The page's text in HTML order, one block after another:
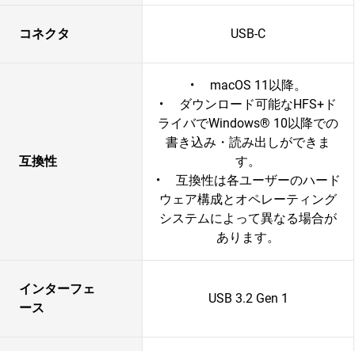
コネクタ USB-C
互換性
• macOS 11以降。
• ダウンロード可能なHFS+ド
ライバでWindows® 10以降での
書き込み・読み出しができま
す。
• 互換性は各ユーザーのハード
ウェア構成とオペレーティング
システムによって異なる場合が
あります。
インターフェ
ース
USB 3.2 Gen 1